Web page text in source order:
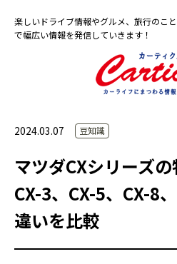
楽しいドライブ情報やグルメ、旅行のこ
で幅広い情報を発信していきます！
2024.03.07 豆知識
マツダCXシリーズ
CX-3、CX-5、CX-8
違いを比較